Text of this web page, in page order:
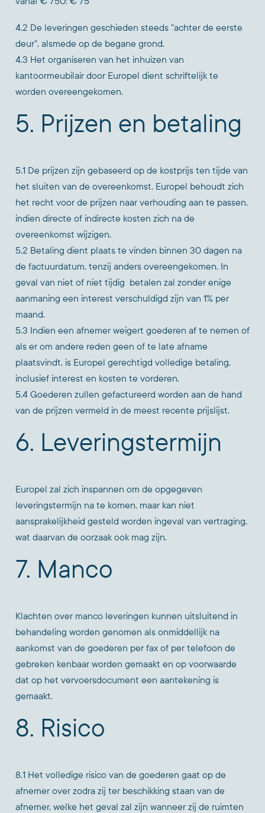
4.2 De leveringen geschieden steeds "achter de eerste
deur", alsmede op de begane grond.
4.3 Het organiseren van het inhuizen van
kantoormeubilair door Europel dient schriftelijk te
worden overeengekomen.
5. Prijzen en betaling
5.1 De prijzen zijn gebaseerd op de kostprijs ten tijde van
het sluiten van de overeenkomst. Europel behoudt zich
het recht voor de prijzen naar verhouding aan te passen,
indien directe of indirecte kosten zich na de
overeenkomst wijzigen.
5.2 Betaling dient plaats te vinden binnen 30 dagen na
de factuurdatum, tenzij anders overeengekomen. In
geval van niet of niet tijdig betalen zal zonder enige
aanmaning een interest verschuldigd zijn van 1% per
maand.
5.3 Indien een afnemer weigert goederen af te nemen of
als er om andere reden geen of te late afname
plaatsvindt, is Europel gerechtigd volledige betaling,
inclusief interest en kosten te vorderen.
5.4 Goederen zullen gefactureerd worden aan de hand
van de prijzen vermeld in de meest recente prijslijst.
6. Leveringstermijn
Europel zal zich inspannen om de opgegeven
leveringstermijn na te komen, maar kan niet
aansprakelijkheid gesteld worden ingeval van vertraging,
wat daarvan de oorzaak ook mag zijn.
7. Manco
Klachten over manco leveringen kunnen uitsluitend in
behandeling worden genomen als onmiddellijk na
aankomst van de goederen per fax of per telefoon de
gebreken kenbaar worden gemaakt en op voorwaarde
dat op het vervoersdocument een aantekening is
gemaakt.
8. Risico
8.1 Het volledige risico van de goederen gaat op de
afnemer over zodra zij ter beschikking staan van de
afnemer, welke het geval zal zijn wanneer zij de ruimten